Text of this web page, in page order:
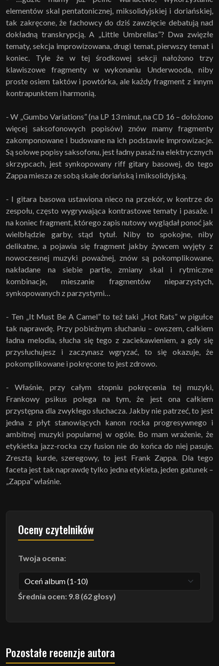
elementów skal pentatonicznej, miksolidyjskiej i doriańskiej,
tak zakręcone, że fachowcy do dziś zawzięcie debatują nad
dokładną transkrypcją. A „Little Umbrellas”? Dwa zwięzłe
tematy, sekcja improwizowana, drugi temat, pierwszy temat i
koniec. Tyle że w tej środkowej sekcji nałożono trzy
klawiszowe fragmenty w wykonaniu Underwooda, niby
proste osiem taktów i powtórka, ale każdy fragment z innym
kontrapunktem i harmonią.
- W „Gumbo Variations” (na LP 13 minut, na CD 16 – dołożono
więcej saksofonowych popisów) znów mamy fragmenty
zakomponowane i budowane na ich podstawie improwizacje.
Są solowe popisy saksofonu, jest ładny pasaż na elektrycznych
skrzypcach, jest synkopowany riff gitary basowej, do tego
Zappa miesza ze sobą skale doriańską i miksolidyjską.
- I gitara basowa ustawiona nieco na przekór, w kontrze do
zespołu, często wygrywająca kontrastowe tematy i pasaże. I
na koniec fragment, którego zapis nutowy wyglądał ponoć jak
wielbłądzie garby, stąd tytuł. Niby to spokojne, niby
delikatne, a pojawia się fragment jakby żywcem wyjęty z
nowoczesnej muzyki poważnej, znów są pokomplikowane,
nakładane na siebie partie, zmiany skal i rytmiczne
kombinacje, mieszanie fragmentów nieparzystych,
synkopowanych z parzystymi…
- Ten „It Must Be A Camel” to też taki „Hot Rats” w pigułce
tak naprawdę. Przy pobieżnym słuchaniu – owszem, całkiem
ładna melodia, słucha się tego z zaciekawieniem, a gdy się
przysłuchujesz i zaczynasz wgryzać, to się okazuje, że
pokomplikowane i pokręcone to jest zdrowo.
- Właśnie, przy całym stopniu pokręcenia tej muzyki,
Frankowy psikus polega na tym, że jest ona całkiem
przystępna dla zwykłego słuchacza. Jakby nie patrzeć, to jest
jedna z płyt stanowiących kanon rocka progresywnego i
ambitnej muzyki popularnej w ogóle. Bo mam wrażenie, że
etykietka jazz-rocka czy fusion nie do końca do niej pasuje.
Zresztą kurde, szeregowy, to jest Frank Zappa. Dla tego
faceta jest tak naprawdę tylko jedna etykieta, jeden gatunek –
„Zappa” właśnie.
Oceny czytelników
Twoja ocena:
Średnia ocen: 9.8 (62 głosy)
Pozostałe recenzje autora